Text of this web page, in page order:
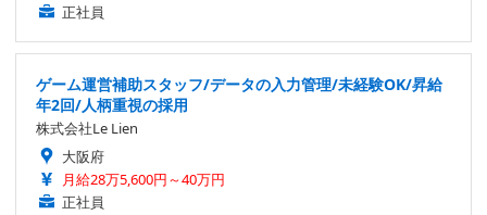
正社員
ゲーム運営補助スタッフ/データの入力管理/未経験OK/昇給
年2回/人柄重視の採用
株式会社Le Lien
大阪府
月給28万5,600円～40万円
正社員